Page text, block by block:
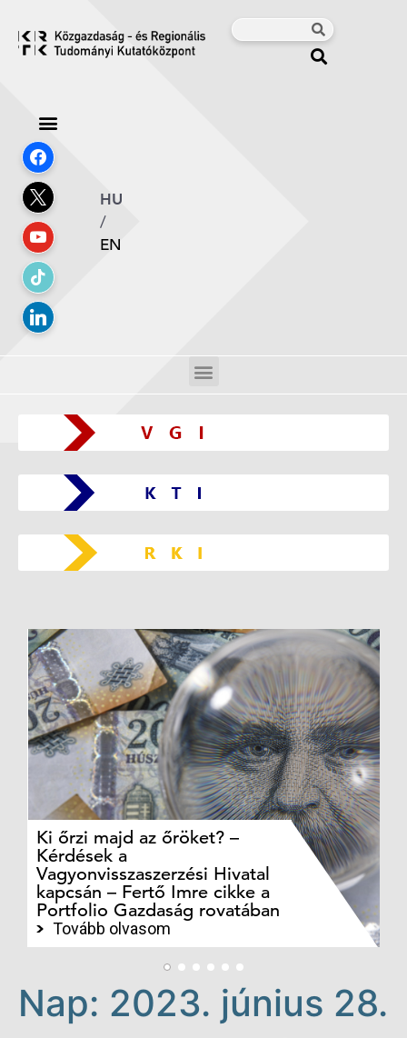
HU
/
EN
Ki őrzi majd az őröket? –
Kérdések a
Vagyonvisszaszerzési Hivatal
kapcsán – Fertő Imre cikke a
Portfolio Gazdaság rovatában
Tovább olvasom
Nap: 2023. június 28.